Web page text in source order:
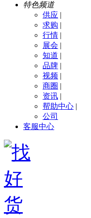
特色频道
供应 |
求购 |
行情 |
展会 |
知道 |
品牌 |
视频 |
商圈 |
资讯 |
帮助中心 |
公司
客服中心